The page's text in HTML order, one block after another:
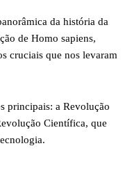
da história da
de Homo sapiens,
cruciais que nos levaram
principais: a Revolução
Científica, que